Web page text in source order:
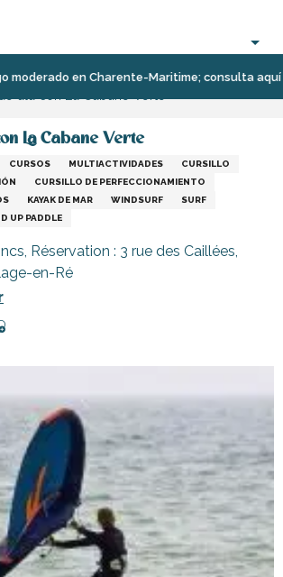
en Charente-Maritime; consulta aquí
Organización
y
Deporte
La Cabane Verte
CURSOS MULTIACTIVIDADES
CURSILLO
CURSILLO DE PERFECCIONAMIENTO
KAYAK DE MAR WINDSURF
SURF
UP PADDLE
Réservation : 3 rue des Caillées,
en-Ré
aux favoris